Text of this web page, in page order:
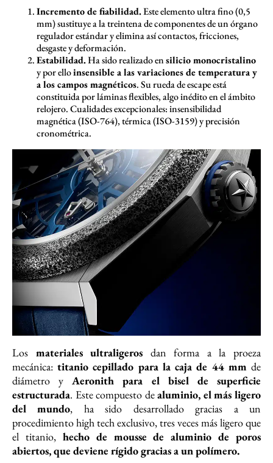
Incremento de fiabilidad.Este elemento ultra fino (0,5
mm) sustituye a la treintena de componentes de un órgano
regulador estándar y elimina así contactos, fricciones,
desgaste y deformación.
Estabilidad.Ha sido realizado ensilicio monocristalino
y por elloinsensible a las variaciones de temperatura y
a los campos magnéticos. Su rueda de escape está
constituida por láminas flexibles, algo inédito en el ámbito
relojero. Cualidades excepcionales: insensibilidad
magnética (ISO-764), térmica (ISO-3159) y precisión
cronométrica.
Los materiales ultraligeros dan forma a la proeza
mecánica:titanio cepillado para la caja de 44 mm de
diámetro yAeronith para el bisel de superficie
estructurada. Este compuesto dealuminio, el más ligero
del mundo, ha sido desarrollado gracias a un
procedimiento high tech exclusivo, tres veces más ligero que
el titanio,hecho de mousse de aluminio de poros
abiertos, que deviene rígido gracias a un polímero.